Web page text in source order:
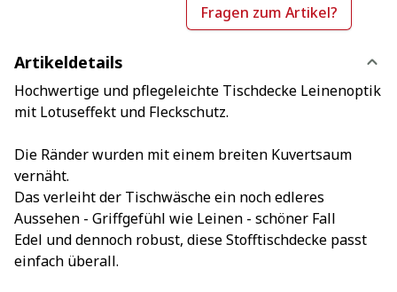
Fragen zum Artikel?
Artikeldetails
Hochwertige und pflegeleichte Tischdecke Leinenoptik
mit Lotuseffekt und Fleckschutz.
Die Ränder wurden mit einem breiten Kuvertsaum
vernäht.
Das verleiht der Tischwäsche ein noch edleres
Aussehen - Griffgefühl wie Leinen - schöner Fall
Edel und dennoch robust, diese Stofftischdecke passt
einfach überall.